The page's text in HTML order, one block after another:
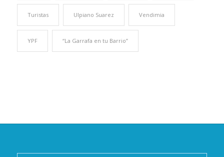
Turistas Ulpiano Suarez Vendimia
YPF “La Garrafa en tu Barrio”